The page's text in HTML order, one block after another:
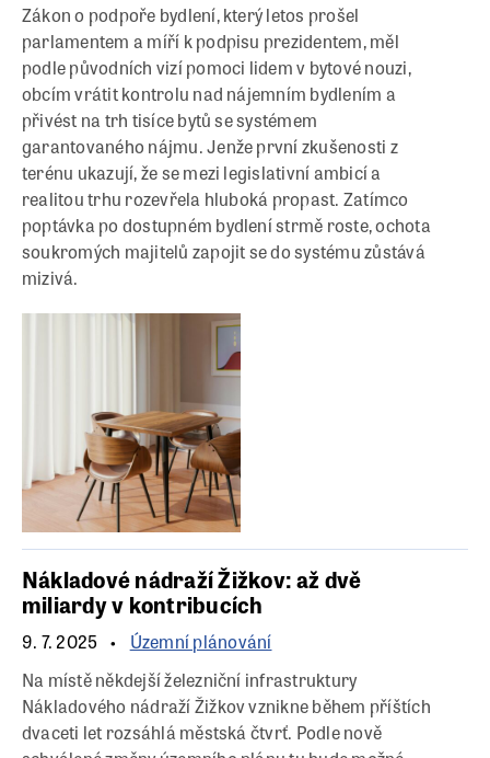
Zákon o podpoře bydlení, který letos prošel
parlamentem a míří k podpisu prezidentem, měl
podle původních vizí pomoci lidem v bytové nouzi,
obcím vrátit kontrolu nad nájemním bydlením a
přivést na trh tisíce bytů se systémem
garantovaného nájmu. Jenže první zkušenosti z
terénu ukazují, že se mezi legislativní ambicí a
realitou trhu rozevřela hluboká propast. Zatímco
poptávka po dostupném bydlení strmě roste, ochota
soukromých majitelů zapojit se do systému zůstává
mizivá.
Nákladové nádraží Žižkov: až dvě
miliardy v kontribucích
9. 7. 2025
Územní plánování
Na místě někdejší železniční infrastruktury
Nákladového nádraží Žižkov vznikne během příštích
dvaceti let rozsáhlá městská čtvrť. Podle nově